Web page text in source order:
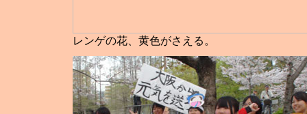
レンゲの花、黄色がさえる。